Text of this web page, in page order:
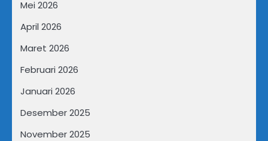
Mei 2026
April 2026
Maret 2026
Februari 2026
Januari 2026
Desember 2025
November 2025